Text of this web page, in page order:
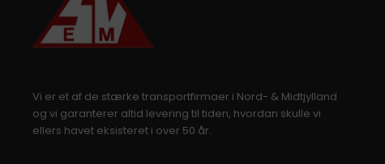
Vi er et af de stærke transportfirmaer i Nord- & Midtjylland
og vi garanterer altid levering til tiden, hvordan skulle vi
ellers havet eksisteret i over 50 år.